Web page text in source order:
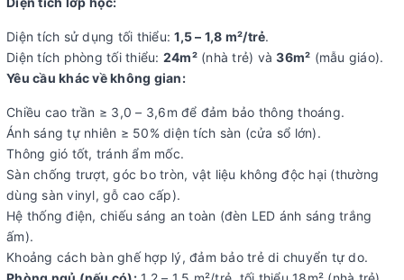
Diện tích sử dụng tối thiểu:1,5 – 1,8 m²/trẻ.
Diện tích phòng tối thiểu: 24m²(nhà trẻ) và36m² (mẫu giáo).
Yêu cầu khác về không gian:
Chiều cao trần ≥ 3,0 – 3,6m để đảm bảo thông thoáng.
Ánh sáng tự nhiên ≥ 50% diện tích sàn (cửa sổ lớn).
Thông gió tốt, tránh ẩm mốc.
Sàn chống trượt, góc bo tròn, vật liệu không độc hại (thường
dùng sàn vinyl, gỗ cao cấp).
Hệ thống điện, chiếu sáng an toàn (đèn LED ánh sáng trắng
ấm).
Khoảng cách bàn ghế hợp lý, đảm bảo trẻ di chuyển tự do.